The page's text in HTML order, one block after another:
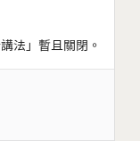
法」暫且關閉。